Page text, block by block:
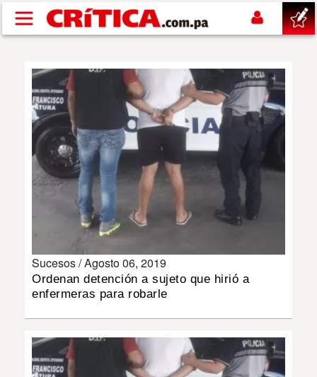
Pasar al contenido principal
SUCESOS
NACIONAL
POLÍTICA
DEPORTES
INSÓLITAS
Sucesos /Agosto 06, 2019
Ordenan detención a sujeto que hirió a
enfermeras para robarle